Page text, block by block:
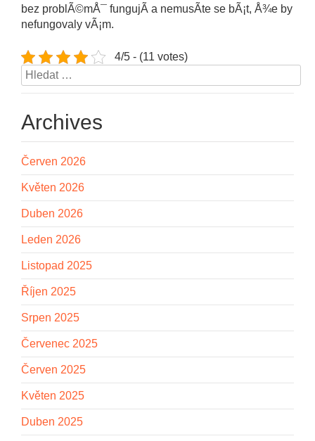
bez problÃ©mÅ¯ fungujÃ­ a nemusÃ­te se bÃ¡t, Å¾e by
nefungovaly vÃ¡m.
4/5 - (11 votes)
Vyhledávání
Archives
Červen 2026
Květen 2026
Duben 2026
Leden 2026
Listopad 2025
Říjen 2025
Srpen 2025
Červenec 2025
Červen 2025
Květen 2025
Duben 2025